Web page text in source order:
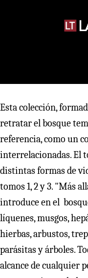
Esta colección,
retratar el bosque
referencia, como un
interrelacionadas. El
distintas formas de
tomos 1, 2 y 3. "Más
introduce en el
líquenes, musgos,
hierbas, arbustos,
parásitas y árboles.
alcance de cualquier